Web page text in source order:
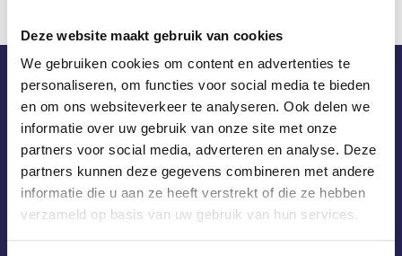
Deze website maakt gebruik van cookies
We gebruiken cookies om content en advertenties te
personaliseren, om functies voor social media te bieden
en om ons websiteverkeer te analyseren. Ook delen we
informatie over uw gebruik van onze site met onze
partners voor social media, adverteren en analyse. Deze
partners kunnen deze gegevens combineren met andere
informatie die u aan ze heeft verstrekt of die ze hebben
verzameld op basis van uw gebruik van hun services.
ECA in je mailbox?